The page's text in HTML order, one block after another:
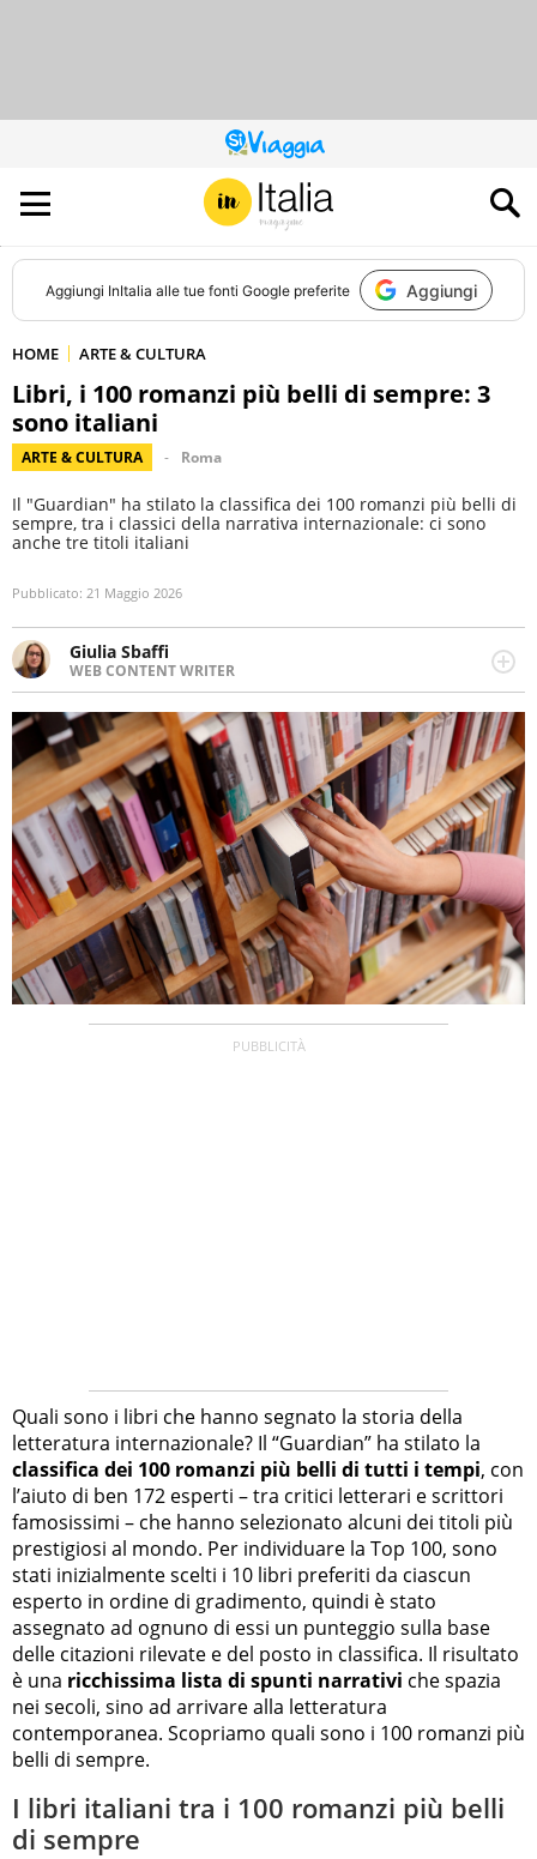
QUESTO
SITO
CONTRIBUISCE
ALL’AUDIENCE
DI
Aggiungi InItalia alle tue fonti Google preferite Aggiungi
HOME ARTE & CULTURA
Libri, i 100 romanzi più belli di sempre: 3
sono italiani
ARTE & CULTURA Roma
Il "Guardian" ha stilato la classifica dei 100 romanzi più belli di
sempre, tra i classici della narrativa internazionale: ci sono
anche tre titoli italiani
Pubblicato: 21 Maggio 2026
Giulia Sbaffi
WEB CONTENT WRITER
Web content writer appassionata di belle storie e di
viaggi, scrive da quando ne ha memoria. Curiosa per
natura, le piace tenersi informata su ciò che accade
intorno a lei.
Quali sono i libri che hanno segnato la storia della
letteratura internazionale? Il “Guardian” ha stilato la
classifica dei 100 romanzi più belli di tutti i tempi, con
l’aiuto di ben 172 esperti – tra critici letterari e scrittori
famosissimi – che hanno selezionato alcuni dei titoli più
prestigiosi al mondo. Per individuare la Top 100, sono
stati inizialmente scelti i 10 libri preferiti da ciascun
esperto in ordine di gradimento, quindi è stato
assegnato ad ognuno di essi un punteggio sulla base
delle citazioni rilevate e del posto in classifica. Il risultato
è una ricchissima lista di spunti narrativi che spazia
nei secoli, sino ad arrivare alla letteratura
contemporanea. Scopriamo quali sono i 100 romanzi più
belli di sempre.
I libri italiani tra i 100 romanzi più belli
di sempre